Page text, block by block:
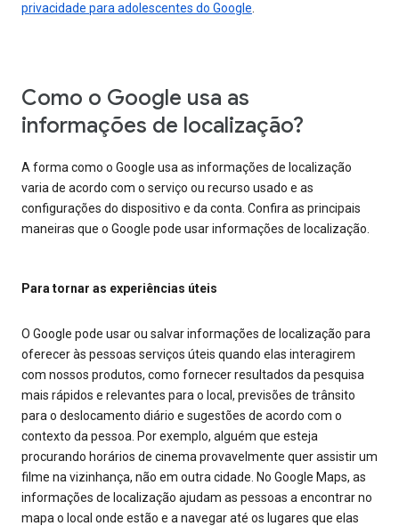
privacidade para adolescentes do Google
Como o Google usa as
informações de localização?
A forma como o Google usa as informações de localização
varia de acordo com o serviço ou recurso usado e as
configurações do dispositivo e da conta. Confira as principais
maneiras que o Google pode usar informações de localização.
Para tornar as experiências úteis
O Google pode usar ou salvar informações de localização para
oferecer às pessoas serviços úteis quando elas interagirem
com nossos produtos, como fornecer resultados da pesquisa
mais rápidos e relevantes para o local, previsões de trânsito
para o deslocamento diário e sugestões de acordo com o
contexto da pessoa. Por exemplo, alguém que esteja
procurando horários de cinema provavelmente quer assistir um
filme na vizinhança, não em outra cidade. No Google Maps, as
informações de localização ajudam as pessoas a encontrar no
mapa o local onde estão e a navegar até os lugares que elas